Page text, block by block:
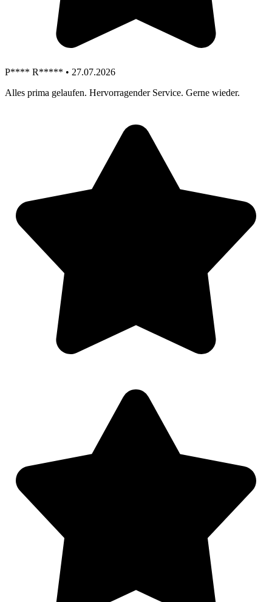
P**** R***** • 27.07.2026
Alles prima gelaufen. Hervorragender Service. Gerne wieder.